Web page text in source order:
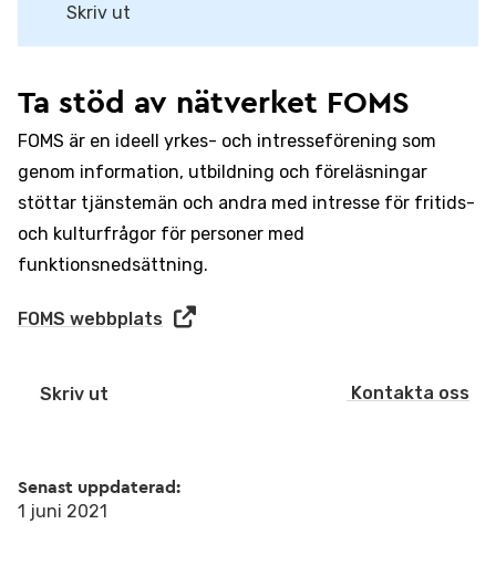
Skriv ut
Ta stöd av nätverket FOMS
FOMS är en ideell yrkes- och intresseförening som
genom information, utbildning och föreläsningar
stöttar tjänstemän och andra med intresse för fritids-
och kulturfrågor för personer med
funktionsnedsättning.
FOMS webbplats
Skriv ut Kontakta oss
Senast uppdaterad:
1 juni 2021